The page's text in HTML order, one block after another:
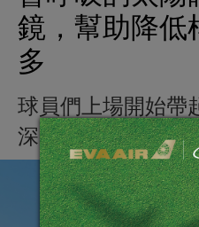
鏡，幫助降低
多
球員們上場開始帶
深知，有好的眼睛